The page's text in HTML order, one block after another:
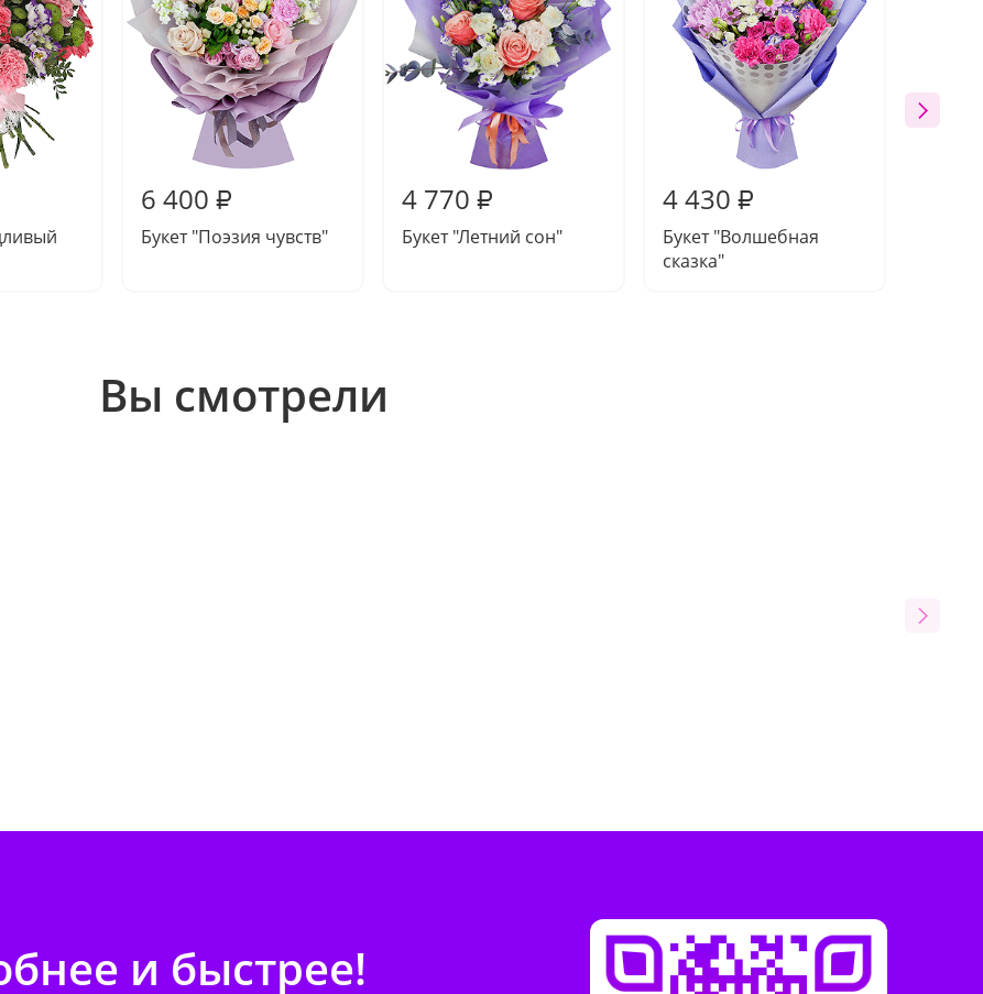
6 400 ₽
Букет "Поэзия чувств"
4 770 ₽
Букет "Летний сон"
4 430 ₽
Букет "Волшебная
сказка"
Вы смотрели
и быстрее!